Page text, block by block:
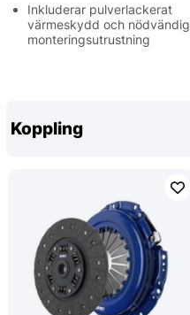
Inkluderar pulverlackerat
värmeskydd och nödvändig
monteringsutrustning
Koppling